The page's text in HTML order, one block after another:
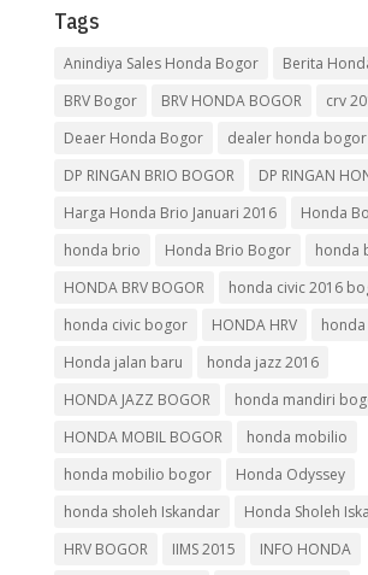
Tags
Anindiya Sales Honda Bogor Berita
BRV Bogor
BRV HONDA BOGOR
crv
Deaer Honda Bogor
dealer honda bogor
DP RINGAN BRIO BOGOR
DP RINGAN
Harga Honda Brio Januari 2016
Honda
honda brio
Honda Brio Bogor
honda
HONDA BRV BOGOR
honda civic 2016
honda civic bogor
HONDA HRV
Honda jalan baru
honda jazz 2016
HONDA JAZZ BOGOR
honda mandiri
HONDA MOBIL BOGOR
honda mobilio
honda mobilio bogor
Honda Odyssey
honda sholeh Iskandar
Honda Sholeh
HRV BOGOR
IIMS 2015
INFO HONDA